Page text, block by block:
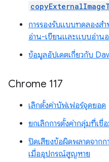
การรองรับแบบทดลองส
อ่าน-เขียนและแบบอ่านอ
ข้อมูลอัปเดตเกี่ยวกับ
Chrome 117
เลิกตั้งค่าบัฟเฟอร์จุดยอด
ยกเลิกการตั้งค่ากลุ่มที่เชื่
ปิดเสียงข้อผิดพลาดจาก
เมื่ออุปกรณ์สูญหาย